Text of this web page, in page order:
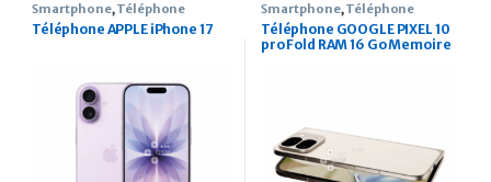
Smartphone,Téléphone
Téléphone APPLE iPhone 17
Smartphone,Téléphone
Téléphone GOOGLE PIXEL 10
pro Fold RAM 16 Go Memoire